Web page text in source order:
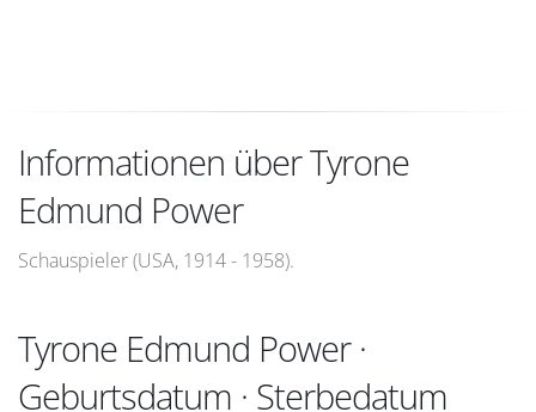
Informationen über Tyrone
Edmund Power
Schauspieler (USA, 1914 - 1958).
Tyrone Edmund Power ·
Geburtsdatum · Sterbedatum